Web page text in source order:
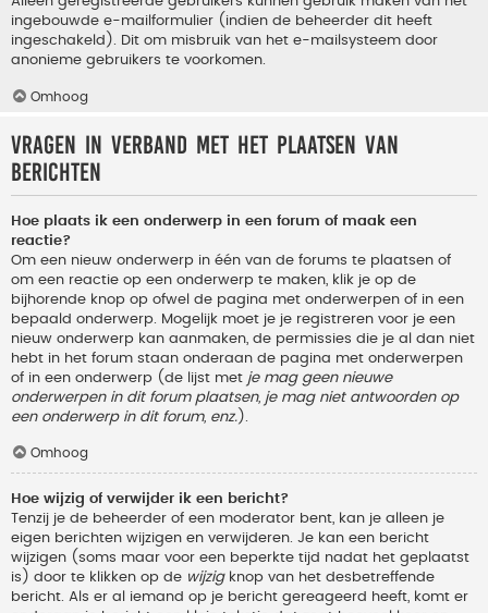
ingebouwde e-mailformulier (indien de beheerder dit heeft
ingeschakeld). Dit om misbruik van het e-mailsysteem door
anonieme gebruikers te voorkomen.
Omhoog
Vragen in verband met het plaatsen van
berichten
Hoe plaats ik een onderwerp in een forum of maak een
reactie?
Om een nieuw onderwerp in één van de forums te plaatsen of
om een reactie op een onderwerp te maken, klik je op de
bijhorende knop op ofwel de pagina met onderwerpen of in een
bepaald onderwerp. Mogelijk moet je je registreren voor je een
nieuw onderwerp kan aanmaken, de permissies die je al dan niet
hebt in het forum staan onderaan de pagina met onderwerpen
of in een onderwerp (de lijst met je mag geen nieuwe
onderwerpen in dit forum plaatsen, je mag niet antwoorden op
een onderwerp in dit forum, enz. ).
Omhoog
Hoe wijzig of verwijder ik een bericht?
Tenzij je de beheerder of een moderator bent, kan je alleen je
eigen berichten wijzigen en verwijderen. Je kan een bericht
wijzigen (soms maar voor een beperkte tijd nadat het geplaatst
is) door te klikken op de wijzigknop van het desbetreffende
bericht. Als er al iemand op je bericht gereageerd heeft, komt er